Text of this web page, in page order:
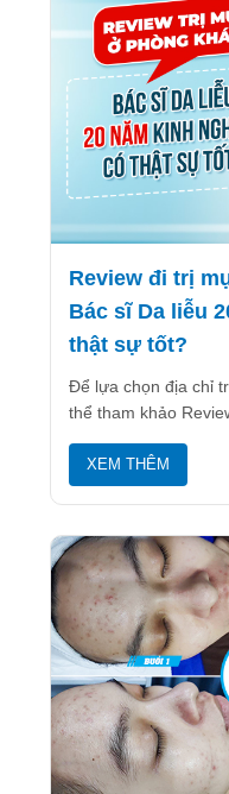
Review đi trị
Bác sĩ Da liễu
thật sự tốt?
Để lựa chọn địa chỉ
thể tham khảo
XEM THÊM